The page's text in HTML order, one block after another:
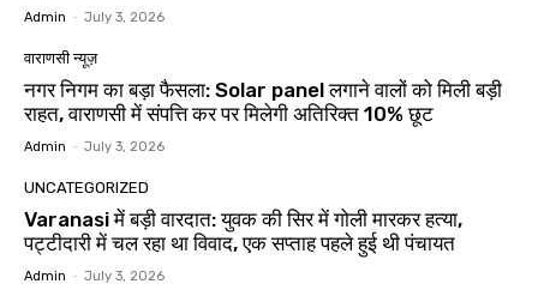
Admin - July 3, 2026
वाराणसी न्यूज़
नगर निगम का बड़ा फैसला: Solar panel लगाने वालों को मिली बड़ी
राहत, वाराणसी में संपत्ति कर पर मिलेगी अतिरिक्त 10% छूट
Admin - July 3, 2026
UNCATEGORIZED
Varanasi में बड़ी वारदात: युवक की सिर में गोली मारकर हत्या,
पट्टीदारी में चल रहा था विवाद, एक सप्ताह पहले हुई थी पंचायत
Admin - July 3, 2026